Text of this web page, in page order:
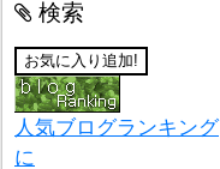
検索
人気ブログランキング
に